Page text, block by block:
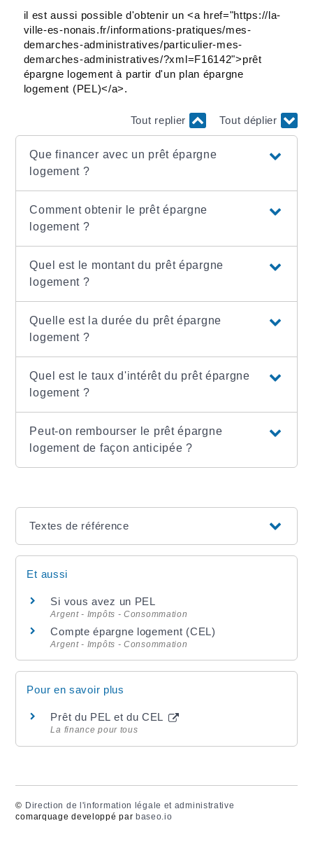
il est aussi possible d'obtenir un <a href="https://la-
ville-es-nonais.fr/informations-pratiques/mes-
demarches-administratives/particulier-mes-
demarches-administratives/?xml=F16142">prêt
épargne logement à partir d'un plan épargne
logement (PEL)</a>.
Tout replier Tout déplier
Que financer avec un prêt épargne
logement ?
Comment obtenir le prêt épargne
logement ?
Quel est le montant du prêt épargne
logement ?
Quelle est la durée du prêt épargne
logement ?
Quel est le taux d'intérêt du prêt épargne
logement ?
Peut-on rembourser le prêt épargne
logement de façon anticipée ?
Textes de référence
Et aussi
Si vous avez un PEL
Argent - Impôts - Consommation
Compte épargne logement (CEL)
Argent - Impôts - Consommation
Pour en savoir plus
Prêt du PEL et du CEL
La finance pour tous
© Direction de l'information légale et administrative
comarquage developpé par baseo.io